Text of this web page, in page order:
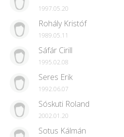
1997.05.20
Rohály Kristóf
1989.05.11
Sáfár Cirill
1995.02.08
Seres Erik
1992.06.07
Sóskuti Roland
2002.01.20
Sotus Kálmán